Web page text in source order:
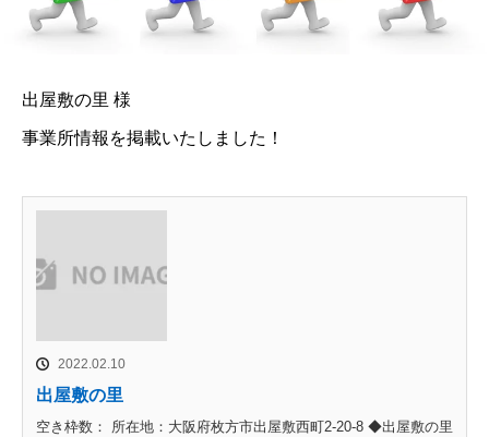
出屋敷の里 様
事業所情報を掲載いたしました！
2022.02.10
出屋敷の里
空き枠数： 所在地：大阪府枚方市出屋敷西町2-20-8 ◆出屋敷の里